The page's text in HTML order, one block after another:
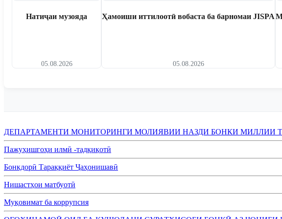
Натиҷаи музояда
05.08.2026
Ҳамоиши иттилоотӣ вобаста ба барномаи JISPA
05.08.2026
ДЕПАРТАМЕНТИ МОНИТОРИНГИ МОЛИЯВИИ НАЗДИ БОНКИ МИЛЛИИ
Пажуҳишгоҳи илмӣ -тадқиқотӣ
Бонкдорӣ Тараққиёт Ҷаҳонишавӣ
Нишастҳои матбуотӣ
Муқовимат ба коррупсия